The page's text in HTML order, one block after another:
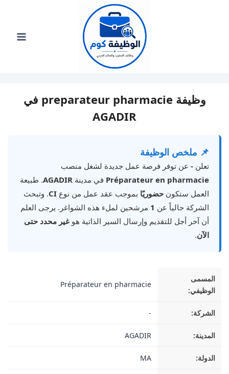
وظيفة preparateur pharmacie في
AGADIR
📌 ملخص الوظيفة
تعلن - عن توفر فرصة عمل جديدة لشغل منصب
Préparateur en pharmacie في مدينة AGADIR. طبيعة
العمل ستكون حضوريًا بموجب عقد عمل من نوع CI. وتبحث
الشركة حالياً عن 1 مرشحين لملء هذه الشواغر. يرجى العلم
أن آخر أجل للتقديم وإرسال السير الذاتية هو غير محدد حتى
الآن.
المسمى
الوظيفي:
Préparateur en pharmacie
الشركة: -
المدينة: AGADIR
الدولة: MA